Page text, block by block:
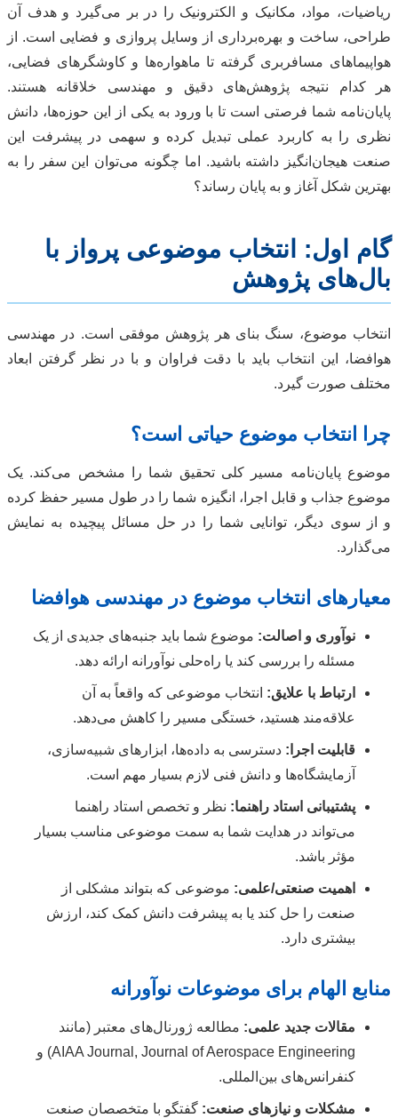
ریاضیات، مواد، مکانیک و الکترونیک را در بر می‌گیرد و هدف آن
طراحی، ساخت و بهره‌برداری از وسایل پروازی و فضایی است. از
هواپیماهای مسافربری گرفته تا ماهواره‌ها و کاوشگرهای فضایی،
هر کدام نتیجه پژوهش‌های دقیق و مهندسی خلاقانه هستند.
پایان‌نامه شما فرصتی است تا با ورود به یکی از این حوزه‌ها، دانش
نظری را به کاربرد عملی تبدیل کرده و سهمی در پیشرفت این
صنعت هیجان‌انگیز داشته باشید. اما چگونه می‌توان این سفر را به
بهترین شکل آغاز و به پایان رساند؟
گام اول: انتخاب موضوعی پرواز با
بال‌های پژوهش
انتخاب موضوع، سنگ بنای هر پژوهش موفقی است. در مهندسی
هوافضا، این انتخاب باید با دقت فراوان و با در نظر گرفتن ابعاد
مختلف صورت گیرد.
چرا انتخاب موضوع حیاتی است؟
موضوع پایان‌نامه مسیر کلی تحقیق شما را مشخص می‌کند. یک
موضوع جذاب و قابل اجرا، انگیزه شما را در طول مسیر حفظ کرده
و از سوی دیگر، توانایی شما را در حل مسائل پیچیده به نمایش
می‌گذارد.
معیارهای انتخاب موضوع در مهندسی هوافضا
نوآوری و اصالت: موضوع شما باید جنبه‌های جدیدی از یک
مسئله را بررسی کند یا راه‌حلی نوآورانه ارائه دهد.
ارتباط با علایق: انتخاب موضوعی که واقعاً به آن
علاقه‌مند هستید، خستگی مسیر را کاهش می‌دهد.
قابلیت اجرا: دسترسی به داده‌ها، ابزارهای شبیه‌سازی،
آزمایشگاه‌ها و دانش فنی لازم بسیار مهم است.
پشتیبانی استاد راهنما: نظر و تخصص استاد راهنما
می‌تواند در هدایت شما به سمت موضوعی مناسب بسیار
مؤثر باشد.
اهمیت صنعتی/علمی: موضوعی که بتواند مشکلی از
صنعت را حل کند یا به پیشرفت دانش کمک کند، ارزش
بیشتری دارد.
منابع الهام برای موضوعات نوآورانه
مقالات جدید علمی: مطالعه ژورنال‌های معتبر (مانند
AIAA Journal, Journal of Aerospace Engineering) و
کنفرانس‌های بین‌المللی.
مشکلات و نیازهای صنعت: گفتگو با متخصصان صنعت